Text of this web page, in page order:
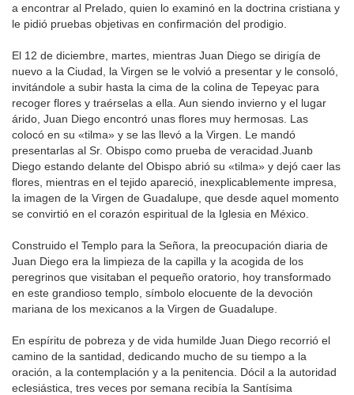
a encontrar al Prelado, quien lo examinó en la doctrina cristiana y
le pidió pruebas objetivas en confirmación del prodigio.
El 12 de diciembre, martes, mientras Juan Diego se dirigía de
nuevo a la Ciudad, la Virgen se le volvió a presentar y le consoló,
invitándole a subir hasta la cima de la colina de Tepeyac para
recoger flores y traérselas a ella. Aun siendo invierno y el lugar
árido, Juan Diego encontró unas flores muy hermosas. Las
colocó en su «tilma» y se las llevó a la Virgen. Le mandó
presentarlas al Sr. Obispo como prueba de veracidad.Juanb
Diego estando delante del Obispo abrió su «tilma» y dejó caer las
flores, mientras en el tejido apareció, inexplicablemente impresa,
la imagen de la Virgen de Guadalupe, que desde aquel momento
se convirtió en el corazón espiritual de la Iglesia en México.
Construido el Templo para la Señora, la preocupación diaria de
Juan Diego era la limpieza de la capilla y la acogida de los
peregrinos que visitaban el pequeño oratorio, hoy transformado
en este grandioso templo, símbolo elocuente de la devoción
mariana de los mexicanos a la Virgen de Guadalupe.
En espíritu de pobreza y de vida humilde Juan Diego recorrió el
camino de la santidad, dedicando mucho de su tiempo a la
oración, a la contemplación y a la penitencia. Dócil a la autoridad
eclesiástica, tres veces por semana recibía la Santísima